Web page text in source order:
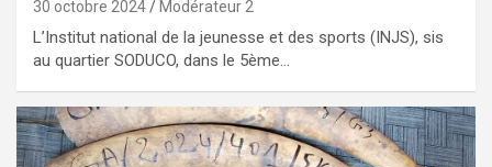
30 octobre 2024 Modérateur 2
L’Institut national de la jeunesse et des sports (INJS), sis
au quartier SODUCO, dans le 5ème…